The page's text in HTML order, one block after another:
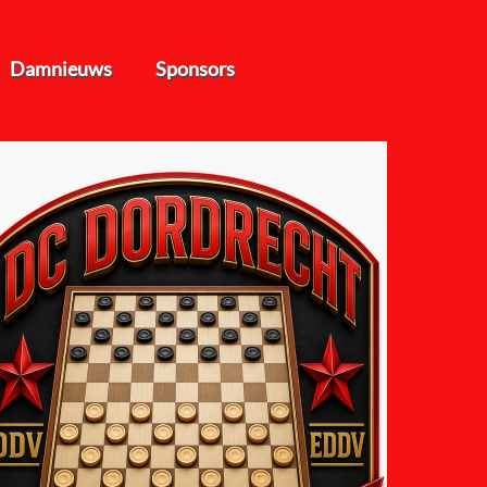
Damnieuws Sponsors